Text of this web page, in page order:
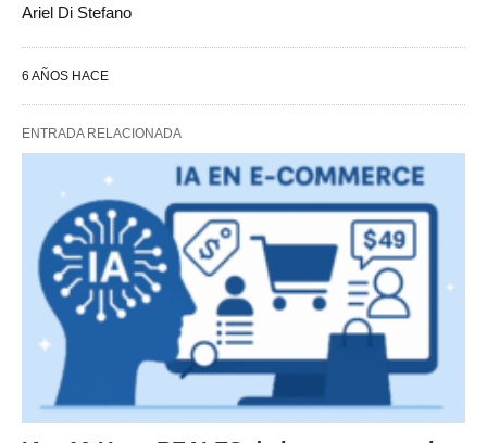
Ariel Di Stefano
6 AÑOS HACE
ENTRADA RELACIONADA